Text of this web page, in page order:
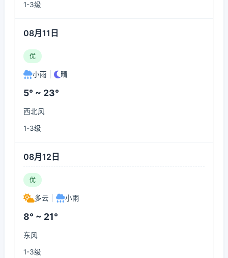
1-3级
08月11日
优
小雨 晴
5° ~ 23°
西北风
1-3级
08月12日
优
多云 小雨
8° ~ 21°
东风
1-3级